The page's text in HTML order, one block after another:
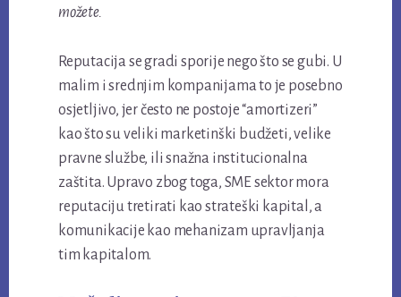
možete.
Reputacija se gradi sporije nego što se gubi. U
malim i srednjim kompanijama to je posebno
osjetljivo, jer često ne postoje “amortizeri”
kao što su veliki marketinški budžeti, velike
pravne službe, ili snažna institucionalna
zaštita. Upravo zbog toga, SME sektor mora
reputaciju tretirati kao strateški kapital, a
komunikacije kao mehanizam upravljanja
tim kapitalom.